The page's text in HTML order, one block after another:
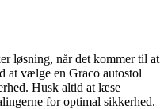
løsning, når det kommer til at
at vælge en Graco autostol
Husk altid at læse
for optimal sikkerhed.